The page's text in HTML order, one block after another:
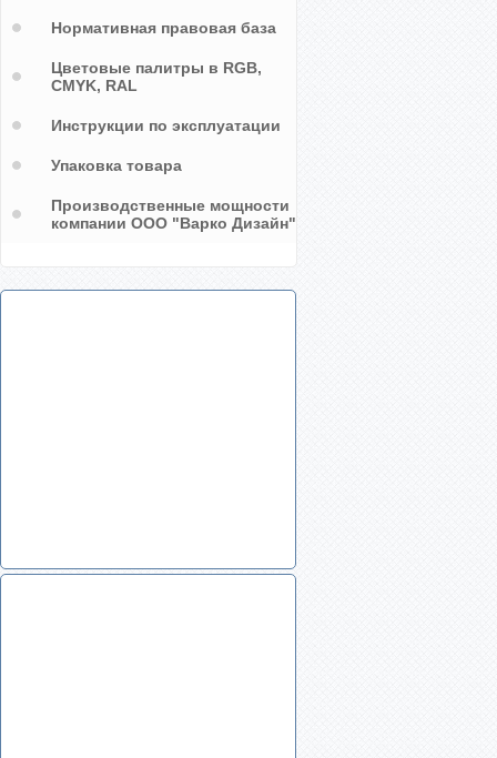
Нормативная правовая база
Цветовые палитры в RGB,
CMYK, RAL
Инструкции по эксплуатации
Упаковка товара
Производственные мощности
компании ООО "Варко Дизайн"